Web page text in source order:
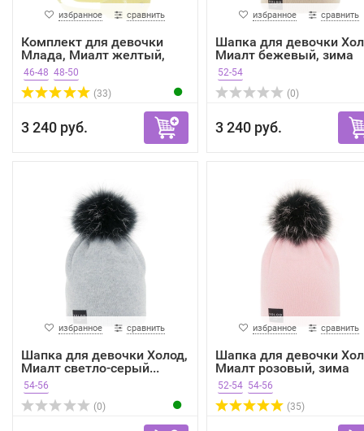
избранное сравнить
Комплект для девочки
Млада, Миалт желтый,
зима
46-48 48-50
(33)
3 240 руб.
избранное сравнить
Шапка для девочки
Миалт бежевый, зима
52-54
(0)
3 240 руб.
избранное сравнить
Шапка для девочки Холод,
Миалт светло-серый...
54-56
(0)
избранное сравнить
Шапка для девочки
Миалт розовый, зима
52-54 54-56
(35)